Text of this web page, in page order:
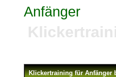
Anfänger
Klickertraining für Anfänger